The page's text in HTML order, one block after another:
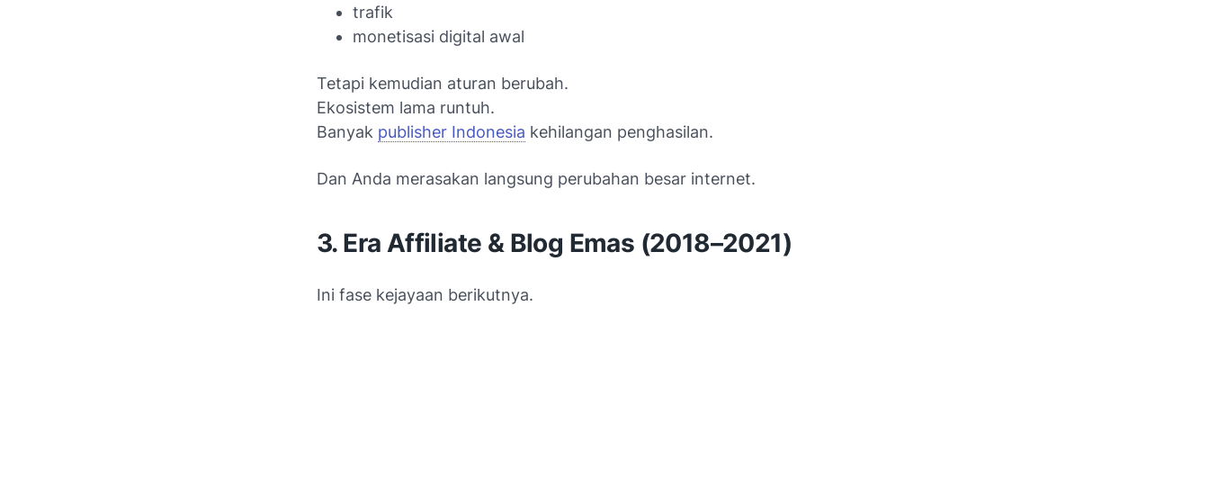
trafik
monetisasi digital awal
Tetapi kemudian aturan berubah.
Ekosistem lama runtuh.
Banyak publisher Indonesia kehilangan penghasilan.
Dan Anda merasakan langsung perubahan besar internet.
3. Era Affiliate & Blog Emas (2018–2021)
Ini fase kejayaan berikutnya.